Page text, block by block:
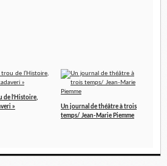
de l’Histoire,
»
Un journal de théâtre à trois
temps/ Jean-Marie Piemme